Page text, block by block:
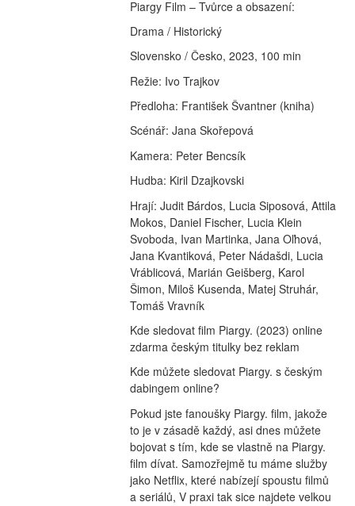
Piargy Film – Tvůrce a obsazení:
Drama / Historický
Slovensko / Česko, 2023, 100 min
Režie: Ivo Trajkov
Předloha: František Švantner (kniha)
Scénář: Jana Skořepová
Kamera: Peter Bencsík
Hudba: Kiril Dzajkovski
Hrají: Judit Bárdos, Lucia Siposová, Attila
Mokos, Daniel Fischer, Lucia Klein
Svoboda, Ivan Martinka, Jana Oľhová,
Jana Kvantiková, Peter Nádašdi, Lucia
Vráblicová, Marián Geišberg, Karol
Šimon, Miloš Kusenda, Matej Struhár,
Tomáš Vravník
Kde sledovat film Piargy. (2023) online
zdarma českým titulky bez reklam
Kde můžete sledovat Piargy. s českým
dabingem online?
Pokud jste fanoušky Piargy. film, jakože
to je v zásadě každý, asi dnes můžete
bojovat s tím, kde se vlastně na Piargy.
film dívat. Samozřejmě tu máme služby
jako Netflix, které nabízejí spoustu filmů
a seriálů, V praxi tak sice najdete velkou